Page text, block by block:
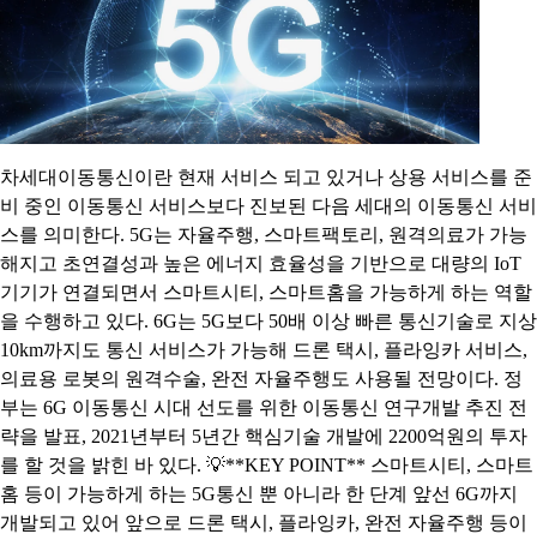
차세대이동통신이란 현재 서비스 되고 있거나 상용 서비스를 준
비 중인 이동통신 서비스보다 진보된 다음 세대의 이동통신 서비
스를 의미한다. 5G는 자율주행, 스마트팩토리, 원격의료가 가능
해지고 초연결성과 높은 에너지 효율성을 기반으로 대량의 IoT
기기가 연결되면서 스마트시티, 스마트홈을 가능하게 하는 역할
을 수행하고 있다. 6G는 5G보다 50배 이상 빠른 통신기술로 지상
10km까지도 통신 서비스가 가능해 드론 택시, 플라잉카 서비스,
의료용 로봇의 원격수술, 완전 자율주행도 사용될 전망이다. 정
부는 6G 이동통신 시대 선도를 위한 이동통신 연구개발 추진 전
략을 발표, 2021년부터 5년간 핵심기술 개발에 2200억원의 투자
를 할 것을 밝힌 바 있다. 💡**KEY POINT** 스마트시티, 스마트
홈 등이 가능하게 하는 5G통신 뿐 아니라 한 단계 앞선 6G까지
개발되고 있어 앞으로 드론 택시, 플라잉카, 완전 자율주행 등이